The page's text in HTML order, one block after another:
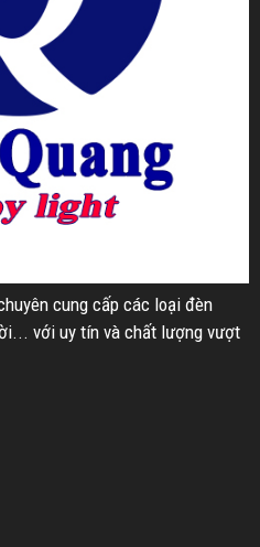
cung cấp các loại đèn
với uy tín và chất lượng vượt